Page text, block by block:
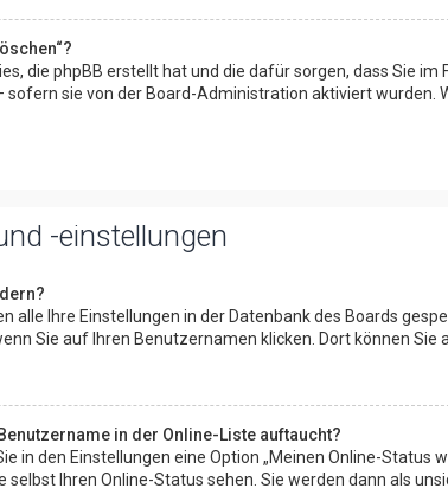
die phpBB erstellt hat und die dafür sorgen, dass Sie
sofern sie von der Board-Administration aktiviert
-einstellungen
alle Ihre Einstellungen in der Datenbank des Boards
Sie auf Ihren Benutzernamen klicken. Dort können Sie
in der Online-Liste auftaucht?
in den Einstellungen eine Option „Meinen Online-
Ihren Online-Status sehen. Sie werden dann als